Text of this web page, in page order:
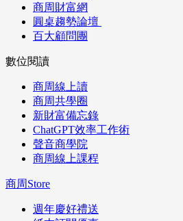
商周財富網
圓桌趨勢論壇
百大顧問團
數位閱讀
商周線上讀
商周共學圈
新財富備忘錄
ChatGPT效率工作術
聲音商學院
商周線上課程
商周Store
週年慶好禮送